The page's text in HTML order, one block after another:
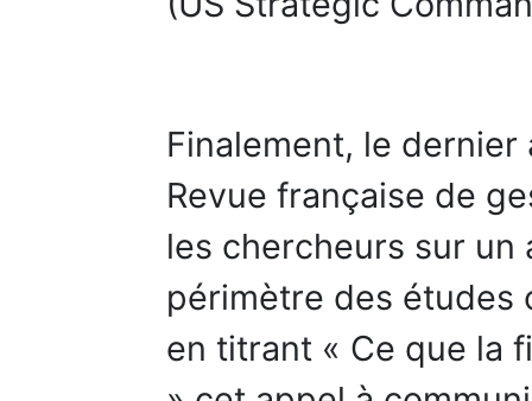
Finalement, le
Revue française de
les chercheurs sur
périmètre des études
en titrant « Ce que la